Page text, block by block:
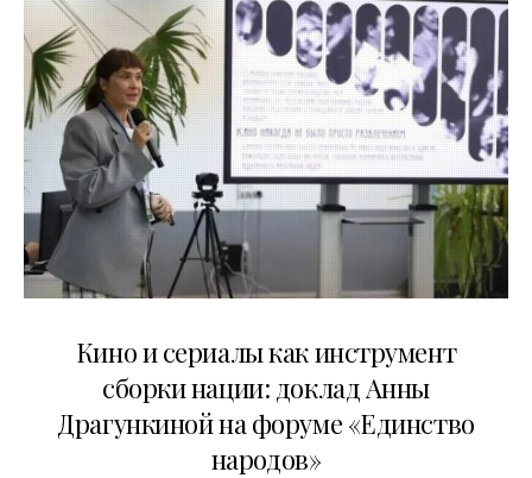
Кино и сериалы как инструмент
сборки нации: доклад Анны
Драгункиной на форуме «Единство
народов»